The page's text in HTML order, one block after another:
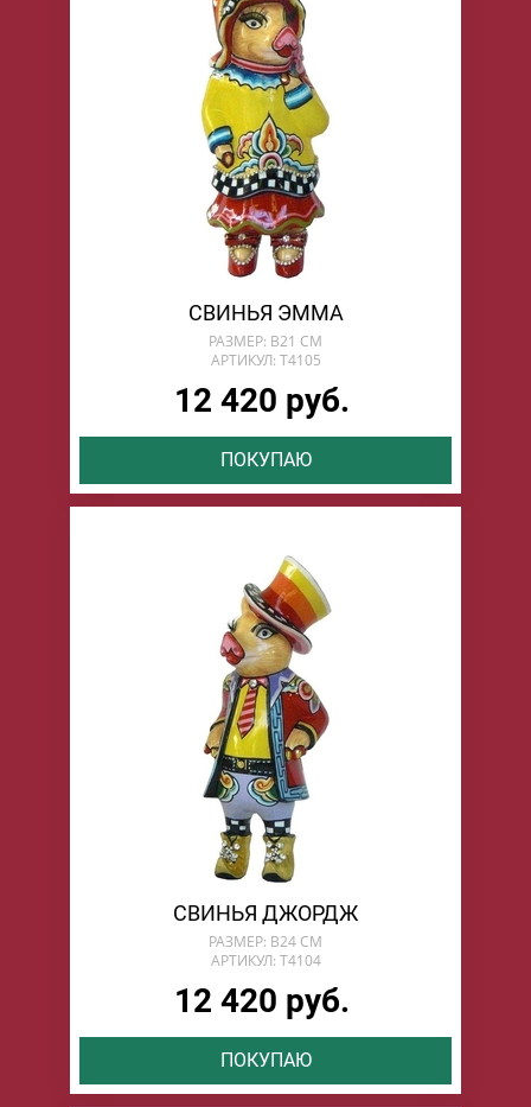
СВИНЬЯ ЭММА
РАЗМЕР: В21 СМ
АРТИКУЛ: T4105
12 420 руб.
ПОКУПАЮ
СВИНЬЯ ДЖОРДЖ
РАЗМЕР: В24 СМ
АРТИКУЛ: T4104
12 420 руб.
ПОКУПАЮ